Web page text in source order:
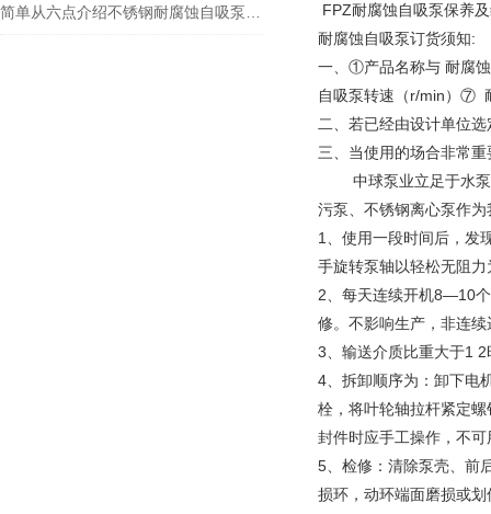
FPZ耐腐蚀自吸泵保养
耐腐蚀自吸泵订货须知:
一、①产品名称与 耐腐蚀
自吸泵转速（r/min）⑦
二、若已经由设计单位
三、当使用的场合非常
中球泵业立足于水泵
污泵、不锈钢离心泵作
1、使用一段时间后，发
手旋转泵轴以轻松无阻
2、每天连续开机8—10
修。不影响生产，非连
3、输送介质比重大于1
4、拆卸顺序为：卸下电
栓，将叶轮轴拉杆紧定
封件时应手工操作，不
5、检修：清除泵壳、前
损环，动环端面磨损或